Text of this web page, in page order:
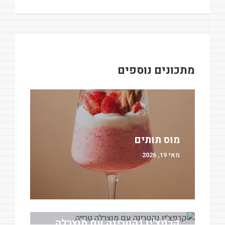
מתכונים נוספים
מוס תותים
מאי 19, 2026